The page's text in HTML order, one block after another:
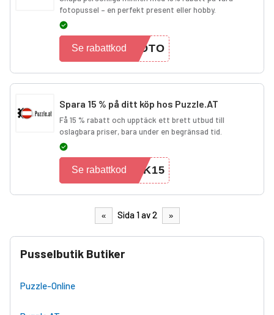
fotopussel – en perfekt present eller hobby.
FOTO
Se rabattkod
Spara 15 % på ditt köp hos Puzzle.AT
Få 15 % rabatt och upptäck ett brett utbud till
oslagbara priser, bara under en begränsad tid.
CK15
Se rabattkod
« Sida 1 av 2 »
Pusselbutik Butiker
Puzzle-Online